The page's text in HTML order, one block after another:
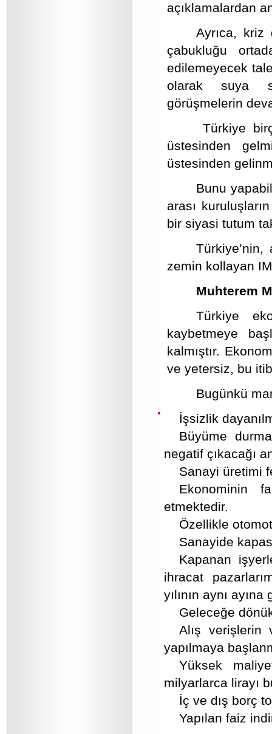
açıklamalardan
Ayrıca, kriz
çabukluğu
edilemeyecek
olarak suya
görüşmelerin
Türkiye
üstesinden
üstesinden
Bunu
arası
bir siyasi tutum
zemin kollayan
Muhterem
Türkiye
kaybetmeye
kalmıştır.
ve yetersiz, bu
Bugünkü
İşsizlik
Büyüme
negatif çıkacağı
Sanayi üretimi
Ekonominin
etmektedir.
Özellikle
Sanayide
Kapanan
ihracat
yılının aynı
Geleceğe
Alış verişlerin
yapılmaya
Yüksek
milyarlarca lirayı
İç ve dış borç
Yapılan faiz